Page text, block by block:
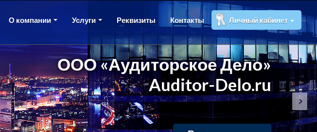
О компании Услуги Реквизиты Контакты Личный кабинет
ООО «Аудиторское Дело»
Auditor-Delo.ru